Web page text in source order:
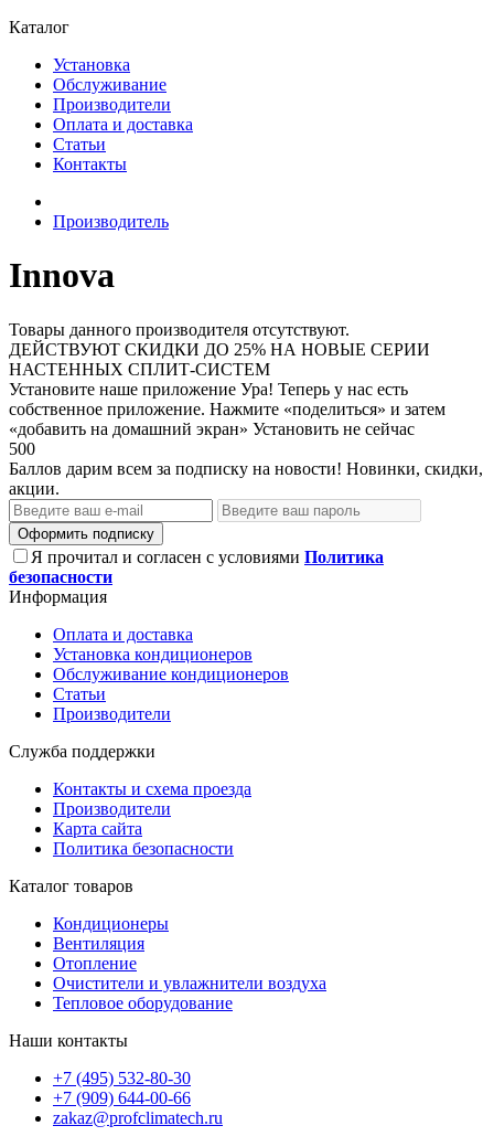
Каталог
Установка
Обслуживание
Производители
Оплата и доставка
Статьи
Контакты
Производитель
Innova
Товары данного производителя отсутствуют.
ДЕЙСТВУЮТ СКИДКИ ДО 25% НА НОВЫЕ СЕРИИ
НАСТЕННЫХ СПЛИТ-СИСТЕМ
Установите наше приложение Ура! Теперь у нас есть
собственное приложение. Нажмите «поделиться» и затем
«добавить на домашний экран» Установить не сейчас
500
Баллов дарим всем за подписку на новости! Новинки, скидки,
акции.
Оформить подписку
Я прочитал и согласен с условиями Политика
безопасности
Информация
Оплата и доставка
Установка кондиционеров
Обслуживание кондиционеров
Статьи
Производители
Служба поддержки
Контакты и схема проезда
Производители
Карта сайта
Политика безопасности
Каталог товаров
Кондиционеры
Вентиляция
Отопление
Очистители и увлажнители воздуха
Тепловое оборудование
Наши контакты
+7 (495) 532-80-30
+7 (909) 644-00-66
zakaz@profclimatech.ru